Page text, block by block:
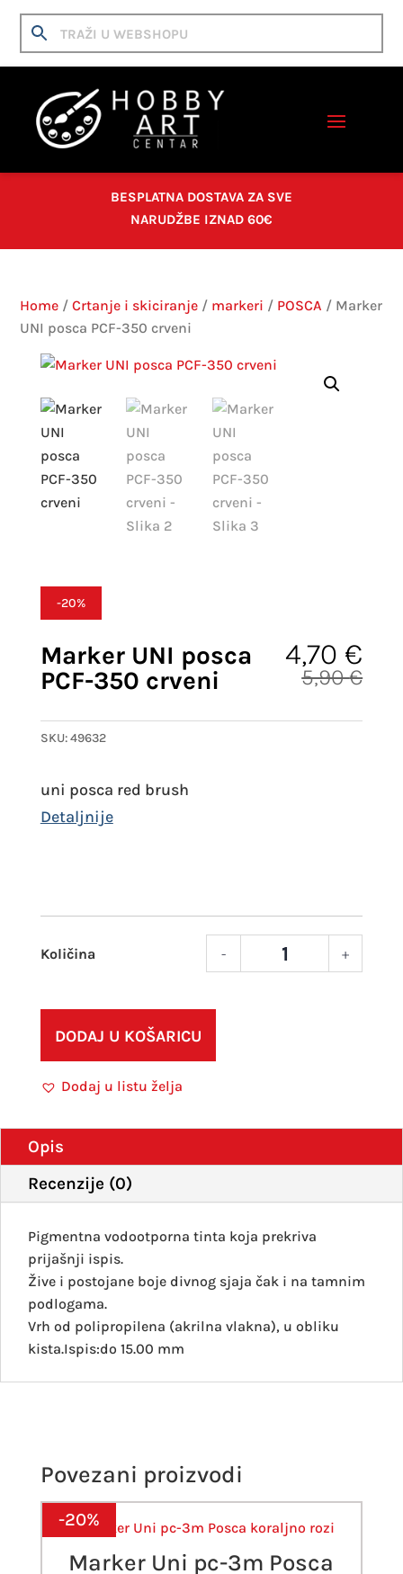
BESPLATNA DOSTAVA ZA SVE
NARUDŽBE IZNAD 60€
Home /Crtanje i skiciranje / markeri / POSCA / Marker
UNI posca PCF-350 crveni
-20%
Marker UNI posca
PCF-350 crveni
5,90€
Izvorna
4,70 €
SKU:49632
uni posca red brush
- +
DODAJ U KOŠARICU
Dodaj u listu želja
Opis
Recenzije (0)
Pigmentna vodootporna tinta koja prekriva
prijašnji ispis.
Žive i postojane boje divnog sjaja čak i na tamnim
podlogama.
Vrh od polipropilena (akrilna vlakna), u obliku
kista.Ispis:do 15.00 mm
Povezani proizvodi
-20%
Marker Uni pc-3m Posca